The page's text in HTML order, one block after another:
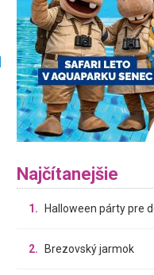
Najčítanejšie
1. Halloween párty pre
2. Brezovský jarmok